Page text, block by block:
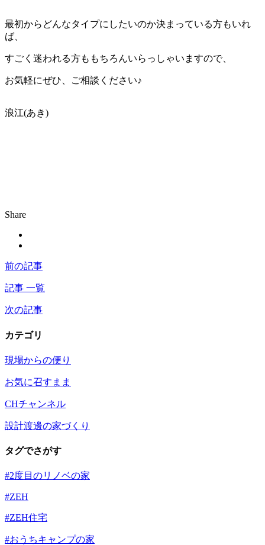
最初からどんなタイプにしたいのか決まっている方もいれ
ば、
すごく迷われる方ももちろんいらっしゃいますので、
お気軽にぜひ、ご相談ください♪
浪江(あき)
Share
前の記事
記事 一覧
次の記事
カテゴリ
現場からの便り
お気に召すまま
CHチャンネル
設計渡邊の家づくり
タグでさがす
#2度目のリノベの家
#ZEH
#ZEH住宅
#おうちキャンプの家